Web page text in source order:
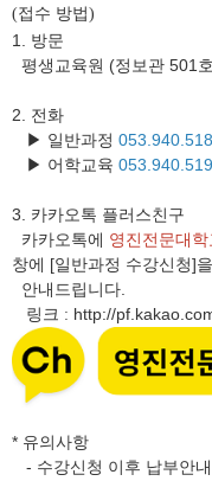
(접수 방법)
1. 방문
평생교육원 (정보관 501
2. 전화
▶ 일반과정
▶ 어학교육
3. 카카오톡 플러스친구
카카오톡에 영진전문대
창에 [일반과정 수강신청]
안내드립니다.
링크 : http://
* 유의사항
- 수강신청 이후 납부안